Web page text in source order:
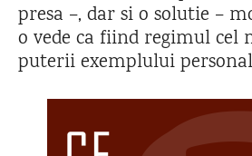
presa –, dar si o solutie –
o vede ca fiind regimul cel
puterii exemplului